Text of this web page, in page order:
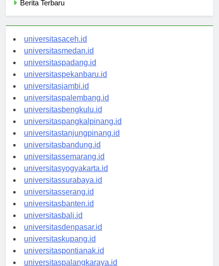
universitasaceh.id
universitasmedan.id
universitaspadang.id
universitaspekanbaru.id
universitasjambi.id
universitaspalembang.id
universitasbengkulu.id
universitaspangkalpinang.id
universitastanjungpinang.id
universitasbandung.id
universitassemarang.id
universitasyogyakarta.id
universitassurabaya.id
universitasserang.id
universitasbanten.id
universitasbali.id
universitasdenpasar.id
universitaskupang.id
universitaspontianak.id